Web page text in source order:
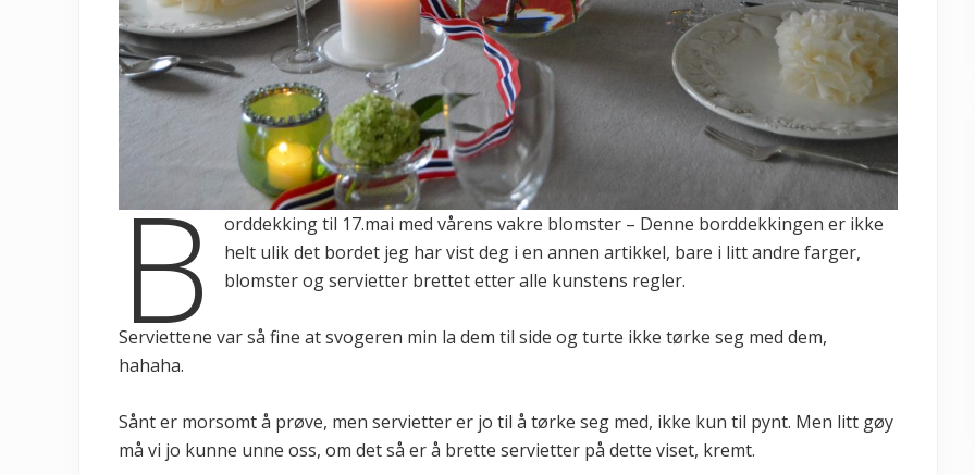
B
orddekking til 17.mai med vårens vakre blomster – Denne borddekkingen er ikke
helt ulik det bordet jeg har vist deg i en annen artikkel, bare i litt andre farger,
blomster og servietter brettet etter alle kunstens regler.
Serviettene var så fine at svogeren min la dem til side og turte ikke tørke seg med dem,
hahaha.
Sånt er morsomt å prøve, men servietter er jo til å tørke seg med, ikke kun til pynt. Men litt gøy
må vi jo kunne unne oss, om det så er å brette servietter på dette viset, kremt.